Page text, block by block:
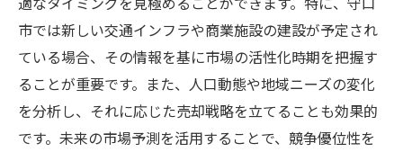
市では新しい交通インフラや商業施設の建設が予定され
ている場合、その情報を基に市場の活性化時期を把握す
ることが重要です。また、人口動態や地域ニーズの変化
を分析し、それに応じた売却戦略を立てることも効果的
です。未来の市場予測を活用することで、競争優位性を